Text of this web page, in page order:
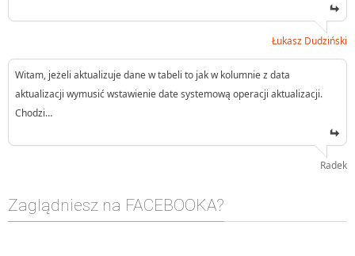
Łukasz Dudziński
Witam, jeżeli aktualizuje dane w tabeli to jak w kolumnie z data
aktualizacji wymusić wstawienie date systemową operacji aktualizacji.
Chodzi…
Radek
Zaglądniesz na FACEBOOKA?